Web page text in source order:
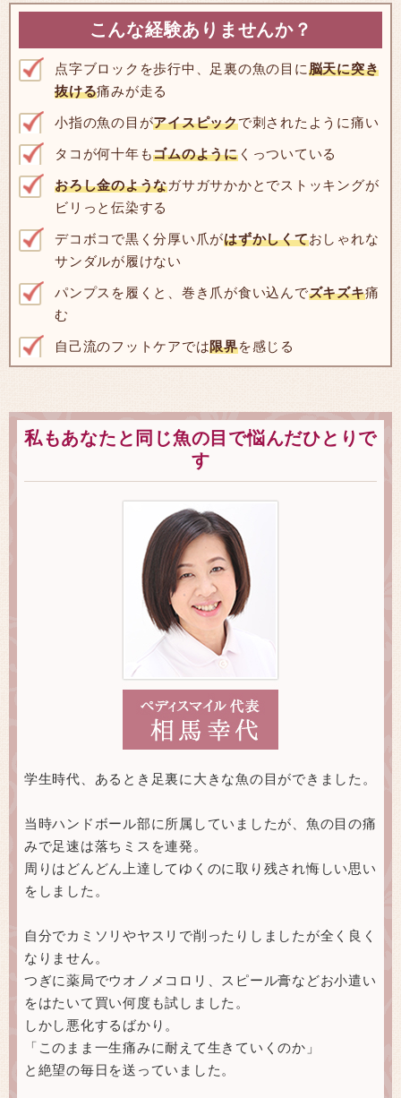
こんな経験ありませんか？
点字ブロックを歩行中、足裏の魚の目に脳天に突き
抜ける痛みが走る
小指の魚の目がアイスピックで刺されたように痛い
タコが何十年もゴムのようにくっついている
おろし金のようなガサガサかかとでストッキングが
ビリっと伝染する
デコボコで黒く分厚い爪がはずかしくておしゃれな
サンダルが履けない
パンプスを履くと、巻き爪が食い込んでズキズキ痛
む
自己流のフットケアでは限界を感じる
私もあなたと同じ魚の目で悩んだひとりで
す
学生時代、あるとき足裏に大きな魚の目ができました。
当時ハンドボール部に所属していましたが、魚の目の痛
みで足速は落ちミスを連発。
周りはどんどん上達してゆくのに取り残され悔しい思い
をしました。
自分でカミソリやヤスリで削ったりしましたが全く良く
なりません。
つぎに薬局でウオノメコロリ、スピール膏などお小遣い
をはたいて買い何度も試しました。
しかし悪化するばかり。
「このまま一生痛みに耐えて生きていくのか」
と絶望の毎日を送っていました。